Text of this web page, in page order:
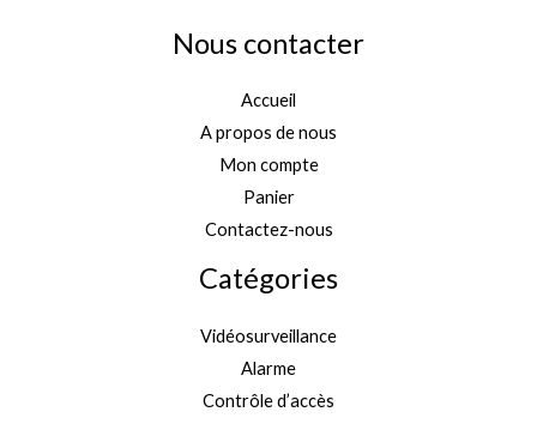
Nous contacter
Accueil
A propos de nous
Mon compte
Panier
Contactez-nous
Catégories
Vidéosurveillance
Alarme
Contrôle d’accès